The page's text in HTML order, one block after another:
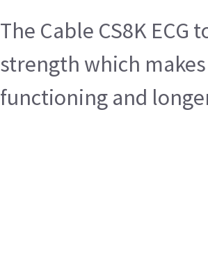
The Cable CS8K
strength which
functioning and